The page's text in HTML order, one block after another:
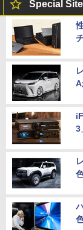
Special Site
A
3